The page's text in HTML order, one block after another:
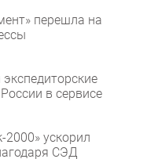
перешла на
в сервисе
2000» ускорил
СЭД